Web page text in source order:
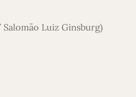
Luiz Ginsburg)